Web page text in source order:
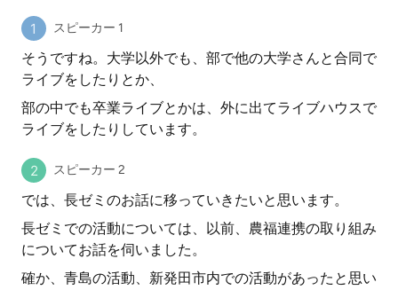
スピーカー 1
そうですね。大学以外でも、部で他の大学さんと合同で
ライブをしたりとか、
部の中でも卒業ライブとかは、外に出てライブハウスで
ライブをしたりしています。
スピーカー 2
では、長ゼミのお話に移っていきたいと思います。
長ゼミでの活動については、以前、農福連携の取り組み
についてお話を伺いました。
確か、青島の活動、新発田市内での活動があったと思い